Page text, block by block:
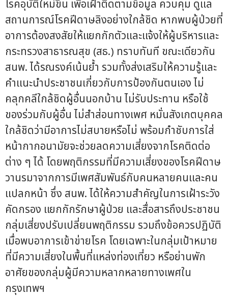
โรคอุบัติใหม่ขึ้น เพื่อเฝ้าติดตามข้อมูล ควบคุม ดูแล
สถานการณ์โรคฝีดาษลิงอย่างใกล้ชิด หากพบผู้ป่วยที่
อาการต้องสงสัยให้แยกกักตัวและแจ้งให้ผู้บริหารและ
กระทรวงสาธารณสุข (สธ.) ทราบทันที ขณะเดียวกัน
สนพ. ได้รณรงค์เน้นย้ำ รวมทั้งส่งเสริมให้ความรู้และ
คำแนะนำประชาชนเกี่ยวกับการป้องกันตนเอง ไม่
คลุกคลีใกล้ชิดผู้อื่นนอกบ้าน ไม่รับประทาน หรือใช้
ของร่วมกับผู้อื่น ไม่สำส่อนทางเพศ หมั่นสังเกตบุคคล
ใกล้ชิดว่ามีอาการไม่สบายหรือไม่ พร้อมกำชับการใส่
หน้ากากอนามัยจะช่วยลดความเสี่ยงจากโรคติดต่อ
ต่าง ๆ ได้ โดยพฤติกรรมที่มีความเสี่ยงของโรคฝีดาษ
วานรมาจากการมีเพศสัมพันธ์กับคนหลายคนและคน
แปลกหน้า ซึ่ง สนพ. ได้ให้ความสำคัญในการเฝ้าระวัง
คัดกรอง แยกกักรักษาผู้ป่วย และสื่อสารถึงประชาชน
กลุ่มเสี่ยงปรับเปลี่ยนพฤติกรรม รวมถึงข้อควรปฏิบัติ
เมื่อพบอาการเข้าข่ายโรค โดยเฉพาะในกลุ่มเป้าหมาย
ที่มีความเสี่ยงในพื้นที่แหล่งท่องเที่ยว หรือย่านพัก
อาศัยของกลุ่มผู้มีความหลากหลายทางเพศใน
กรุงเทพฯ